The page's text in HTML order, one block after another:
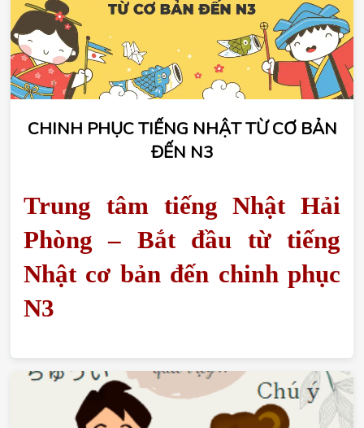
CHINH PHỤC TIẾNG NHẬT TỪ CƠ BẢN
ĐẾN N3
Trung tâm tiếng Nhật Hải
Phòng – Bắt đầu từ tiếng
Nhật cơ bản đến chinh phục
N3